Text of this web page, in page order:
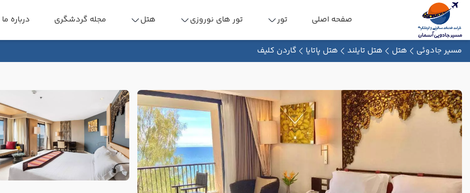
صفحه اصلی تور تور های نوروزی هتل مجله گردشگری درباره ما
مسیر جادوئی هتل هتل تایلند هتل پاتایا گاردن کلیف